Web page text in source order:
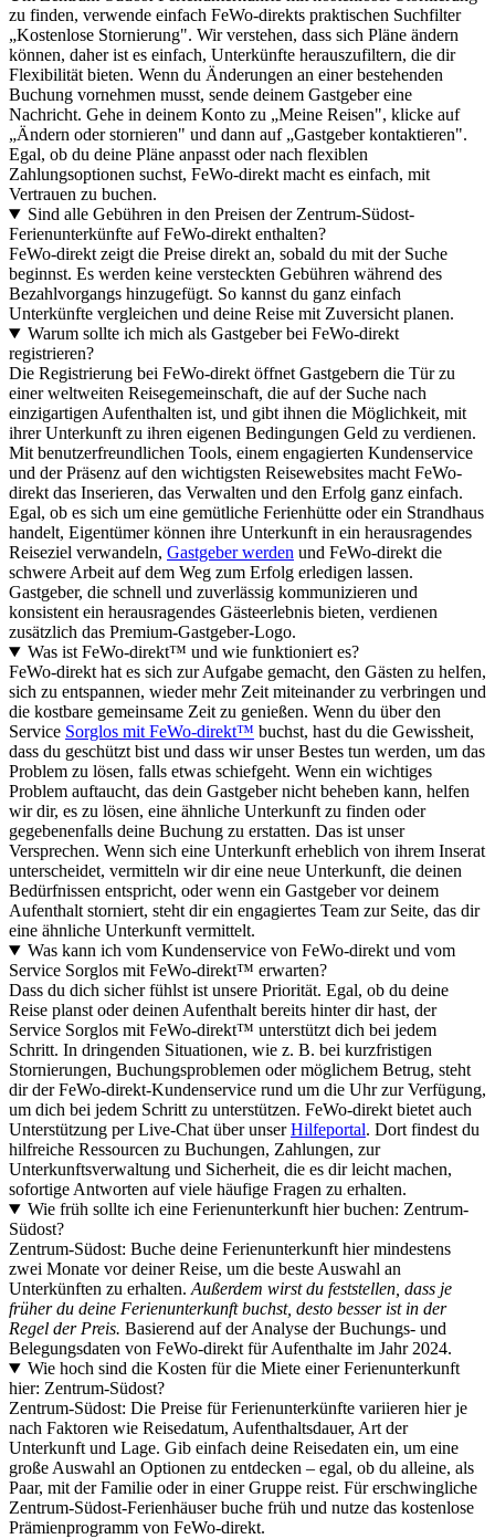
zu finden, verwende einfach FeWo-direkts praktischen Suchfilter
„Kostenlose Stornierung". Wir verstehen, dass sich Pläne ändern
können, daher ist es einfach, Unterkünfte herauszufiltern, die dir
Flexibilität bieten. Wenn du Änderungen an einer bestehenden
Buchung vornehmen musst, sende deinem Gastgeber eine
Nachricht. Gehe in deinem Konto zu „Meine Reisen", klicke auf
„Ändern oder stornieren" und dann auf „Gastgeber kontaktieren".
Egal, ob du deine Pläne anpasst oder nach flexiblen
Zahlungsoptionen suchst, FeWo-direkt macht es einfach, mit
Vertrauen zu buchen.
Sind alle Gebühren in den Preisen der Zentrum-Südost-
Ferienunterkünfte auf FeWo-direkt enthalten?
FeWo-direkt zeigt die Preise direkt an, sobald du mit der Suche
beginnst. Es werden keine versteckten Gebühren während des
Bezahlvorgangs hinzugefügt. So kannst du ganz einfach
Unterkünfte vergleichen und deine Reise mit Zuversicht planen.
Warum sollte ich mich als Gastgeber bei FeWo-direkt
registrieren?
Die Registrierung bei FeWo-direkt öffnet Gastgebern die Tür zu
einer weltweiten Reisegemeinschaft, die auf der Suche nach
einzigartigen Aufenthalten ist, und gibt ihnen die Möglichkeit, mit
ihrer Unterkunft zu ihren eigenen Bedingungen Geld zu verdienen.
Mit benutzerfreundlichen Tools, einem engagierten Kundenservice
und der Präsenz auf den wichtigsten Reisewebsites macht FeWo-
direkt das Inserieren, das Verwalten und den Erfolg ganz einfach.
Egal, ob es sich um eine gemütliche Ferienhütte oder ein Strandhaus
handelt, Eigentümer können ihre Unterkunft in ein herausragendes
Reiseziel verwandeln, Gastgeber werden und FeWo-direkt die
schwere Arbeit auf dem Weg zum Erfolg erledigen lassen.
Gastgeber, die schnell und zuverlässig kommunizieren und
konsistent ein herausragendes Gästeerlebnis bieten, verdienen
zusätzlich das Premium-Gastgeber-Logo.
Was ist FeWo-direkt™ und wie funktioniert es?
FeWo-direkt hat es sich zur Aufgabe gemacht, den Gästen zu helfen,
sich zu entspannen, wieder mehr Zeit miteinander zu verbringen und
die kostbare gemeinsame Zeit zu genießen. Wenn du über den
Service Sorglos mit FeWo-direkt™ buchst, hast du die Gewissheit,
dass du geschützt bist und dass wir unser Bestes tun werden, um das
Problem zu lösen, falls etwas schiefgeht. Wenn ein wichtiges
Problem auftaucht, das dein Gastgeber nicht beheben kann, helfen
wir dir, es zu lösen, eine ähnliche Unterkunft zu finden oder
gegebenenfalls deine Buchung zu erstatten. Das ist unser
Versprechen. Wenn sich eine Unterkunft erheblich von ihrem Inserat
unterscheidet, vermitteln wir dir eine neue Unterkunft, die deinen
Bedürfnissen entspricht, oder wenn ein Gastgeber vor deinem
Aufenthalt storniert, steht dir ein engagiertes Team zur Seite, das dir
eine ähnliche Unterkunft vermittelt.
Was kann ich vom Kundenservice von FeWo-direkt und vom
Service Sorglos mit FeWo-direkt™ erwarten?
Dass du dich sicher fühlst ist unsere Priorität. Egal, ob du deine
Reise planst oder deinen Aufenthalt bereits hinter dir hast, der
Service Sorglos mit FeWo-direkt™ unterstützt dich bei jedem
Schritt. In dringenden Situationen, wie z. B. bei kurzfristigen
Stornierungen, Buchungsproblemen oder möglichem Betrug, steht
dir der FeWo-direkt-Kundenservice rund um die Uhr zur Verfügung,
um dich bei jedem Schritt zu unterstützen. FeWo-direkt bietet auch
Unterstützung per Live-Chat über unserHilfeportal. Dort findest du
hilfreiche Ressourcen zu Buchungen, Zahlungen, zur
Unterkunftsverwaltung und Sicherheit, die es dir leicht machen,
sofortige Antworten auf viele häufige Fragen zu erhalten.
Wie früh sollte ich eine Ferienunterkunft hier buchen: Zentrum-
Südost?
Zentrum-Südost: Buche deine Ferienunterkunft hier mindestens
zwei Monate vor deiner Reise, um die beste Auswahl an
Unterkünften zu erhalten. Außerdem wirst du feststellen, dass je
früher du deine Ferienunterkunft buchst, desto besser ist in der
Regel der Preis. Basierend auf der Analyse der Buchungs- und
Belegungsdaten von FeWo-direkt für Aufenthalte im Jahr 2024.
Wie hoch sind die Kosten für die Miete einer Ferienunterkunft
hier: Zentrum-Südost?
Zentrum-Südost: Die Preise für Ferienunterkünfte variieren hier je
nach Faktoren wie Reisedatum, Aufenthaltsdauer, Art der
Unterkunft und Lage. Gib einfach deine Reisedaten ein, um eine
große Auswahl an Optionen zu entdecken – egal, ob du alleine, als
Paar, mit der Familie oder in einer Gruppe reist. Für erschwingliche
Zentrum-Südost-Ferienhäuser buche früh und nutze das kostenlose
Prämienprogramm von FeWo-direkt.